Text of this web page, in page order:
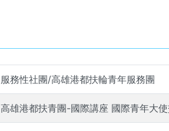
服務性社團/高雄港都扶輪青年服務團
高雄港都扶青團-國際講座